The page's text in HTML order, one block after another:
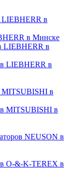
LIEBHERR в
в Минске
LIEBHERR в
LIEBHERR в
MITSUBISHI в
MITSUBISHI в
NEUSON в
O-&-K-TEREX в